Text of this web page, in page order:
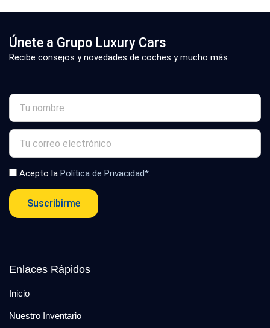
Únete a Grupo Luxury Cars
Recibe consejos y novedades de coches y mucho más.
Acepto la Política de Privacidad*.
Suscribirme
Enlaces Rápidos
Inicio
Nuestro Inventario